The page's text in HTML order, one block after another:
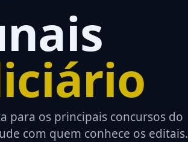
para os principais concursos do
com quem conhece os editais.